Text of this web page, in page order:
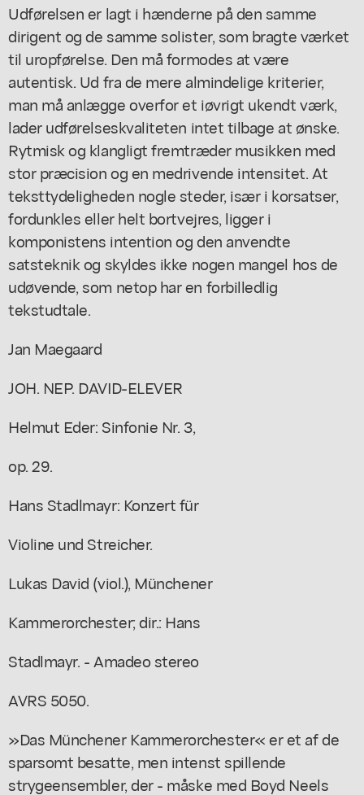
Udførelsen er lagt i hænderne på den samme
dirigent og de samme solister, som bragte værket
til uropførelse. Den må formodes at være
autentisk. Ud fra de mere almindelige kriterier,
man må anlægge overfor et iøvrigt ukendt værk,
lader udførelseskvaliteten intet tilbage at ønske.
Rytmisk og klangligt fremtræder musikken med
stor præcision og en medrivende intensitet. At
teksttydeligheden nogle steder, især i korsatser,
fordunkles eller helt bortvejres, ligger i
komponistens intention og den anvendte
satsteknik og skyldes ikke nogen mangel hos de
udøvende, som netop har en forbilledlig
tekstudtale.
Jan Maegaard
JOH. NEP. DAVID-ELEVER
Helmut Eder: Sinfonie Nr. 3,
op. 29.
Hans Stadlmayr: Konzert für
Violine und Streicher.
Lukas David (viol.), Münchener
Kammerorchester; dir.: Hans
Stadlmayr. - Amadeo stereo
AVRS 5050.
»Das Münchener Kammerorchester« er et af de
sparsomt besatte, men intenst spillende
strygeensembler, der - måske med Boyd Neels